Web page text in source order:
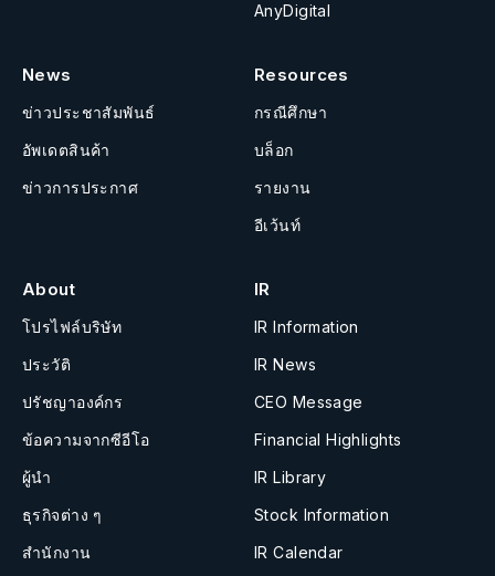
AnyDigital
News
ข่าวประชาสัมพันธ์
อัพเดตสินค้า
ข่าวการประกาศ
Resources
กรณีศึกษา
บล็อก
รายงาน
อีเว้นท์
About
โปรไฟล์บริษัท
ประวัติ
ปรัชญาองค์กร
ข้อความจากซีอีโอ
ผู้นำ
ธุรกิจต่าง ๆ
สำนักงาน
IR
IR Information
IR News
CEO Message
Financial Highlights
IR Library
Stock Information
IR Calendar